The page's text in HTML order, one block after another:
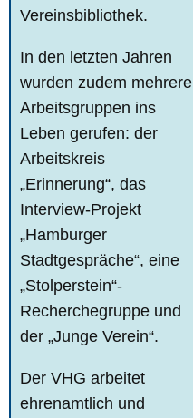
Vereinsbibliothek.
In den letzten Jahren
wurden zudem mehrere
Arbeitsgruppen ins
Leben gerufen: der
Arbeitskreis
„Erinnerung“, das
Interview-Projekt
„Hamburger
Stadtgespräche“, eine
„Stolperstein“-
Recherchegruppe und
der „Junge Verein“.
Der VHG arbeitet
ehrenamtlich und